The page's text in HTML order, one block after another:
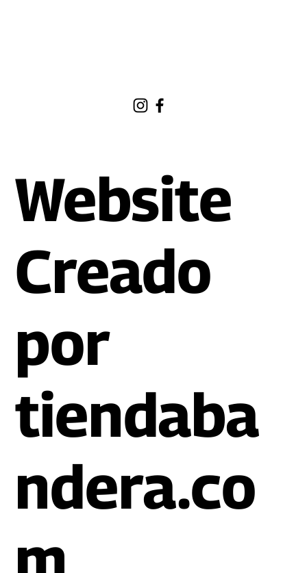
Website
Creado
por
tiendaba
ndera.co
m